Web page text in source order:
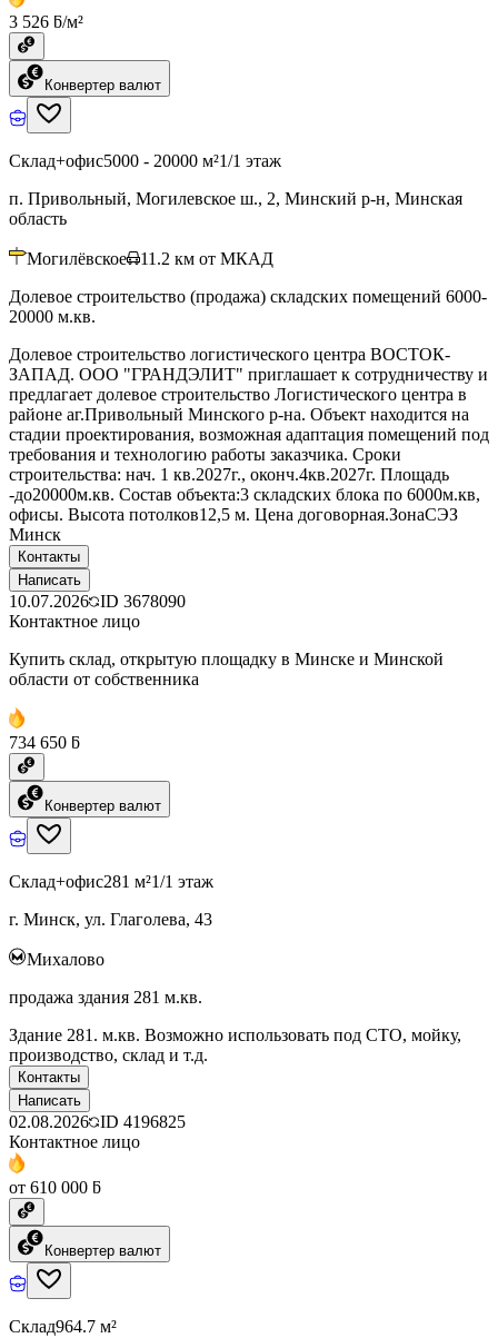
3 526 ƃ/м²
Конвертер валют
Склад+офис5000 - 20000 м²1/1 этаж
п. Привольный, Могилевское ш., 2, Минский р-н, Минская
область
Могилёвское 11.2 км от МКАД
Долевое строительство (продажа) складских помещений 6000-
20000 м.кв.
Долевое строительство логистического центра ВОСТОК-
ЗАПАД. ООО "ГРАНДЭЛИТ" приглашает к сотрудничеству и
предлагает долевое строительство Логистического центра в
районе аг.Привольный Минского р-на. Объект находится на
стадии проектирования, возможная адаптация помещений под
требования и технологию работы заказчика. Сроки
строительства: нач. 1 кв.2027г., оконч.4кв.2027г. Площадь
-до20000м.кв. Состав объекта:3 складских блока по 6000м.кв,
офисы. Высота потолков12,5 м. Цена договорная.ЗонаСЭЗ
Минск
Контакты
Написать
10.07.2026 ID 3678090
Контактное лицо
Купить склад, открытую площадку в Минске и Минской
области от собственника
734 650 ƃ
Конвертер валют
Склад+офис281 м²1/1 этаж
г. Минск, ул. Глаголева, 43
Михалово
продажа здания 281 м.кв.
Здание 281. м.кв. Возможно использовать под СТО, мойку,
производство, склад и т.д.
Контакты
Написать
02.08.2026 ID 4196825
Контактное лицо
от 610 000 ƃ
Конвертер валют
Склад964.7 м²